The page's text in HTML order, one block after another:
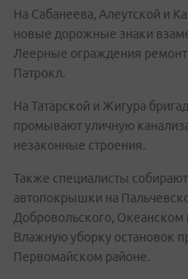
На Сабанеева, Алеутской и
новые дорожные знаки
Леерные ограждения
Патрокл.
На Татарской и Жигура
промывают уличную
незаконные строения.
Также специалисты
автопокрышки на
Добровольского, Океанском
Влажную уборку остановок
Первомайском районе.